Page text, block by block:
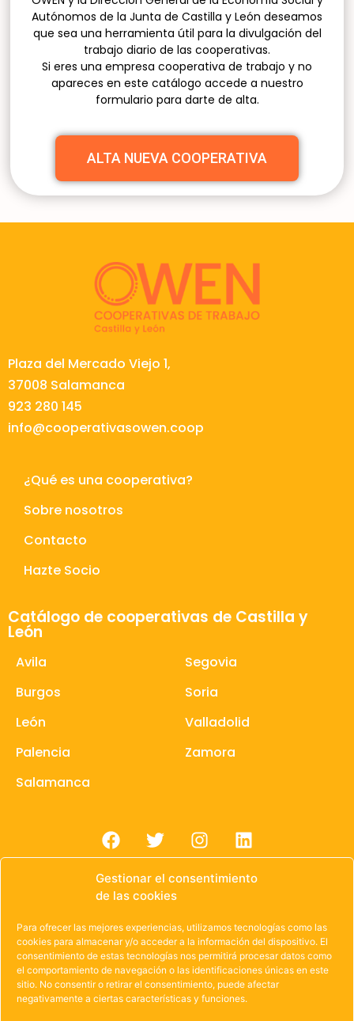
Gestionar el consentimiento
de las cookies
Para ofrecer las mejores experiencias, utilizamos tecnologías como las
cookies para almacenar y/o acceder a la información del dispositivo. El
consentimiento de estas tecnologías nos permitirá procesar datos como
el comportamiento de navegación o las identificaciones únicas en este
sitio. No consentir o retirar el consentimiento, puede afectar
negativamente a ciertas características y funciones.
Autónomos de la Junta de Castilla y León deseamos
que sea una herramienta útil para la divulgación del
trabajo diario de las cooperativas.
Si eres una empresa cooperativa de trabajo y no
apareces en este catálogo accede a nuestro
formulario para darte de alta.
ALTA NUEVA COOPERATIVA
Plaza del Mercado Viejo 1,
37008 Salamanca
923 280 145
info@cooperativasowen.coop
¿Qué es una cooperativa?
Sobre nosotros
Contacto
Hazte Socio
Catálogo de cooperativas de Castilla y
León
Avila
Burgos
León
Palencia
Salamanca
Segovia
Soria
Valladolid
Zamora
© 1985 – 2021 | OWEN Unión de Cooperativas de
Trabajo de Castilla y León
Aviso Legal·Política de Privacidad·Política de